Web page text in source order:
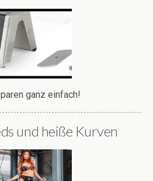
ganz einfach!
und heiße Kurven